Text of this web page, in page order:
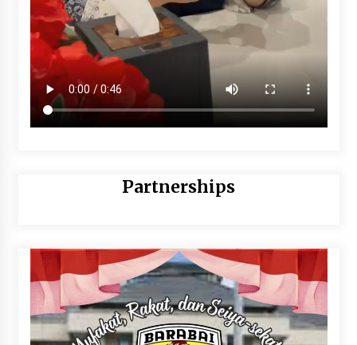
Partnerships